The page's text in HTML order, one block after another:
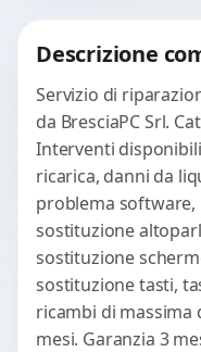
Descrizione
Servizio di
da BresciaPC Srl.
Interventi
ricarica, danni da
problema
sostituzione
sostituzione
sostituzione tasti,
ricambi di
mesi. Garanzia 3